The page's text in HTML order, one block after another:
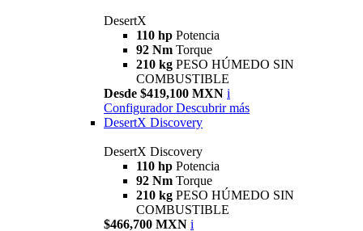
DesertX
110 hp Potencia
92 Nm Torque
210 kg PESO HÚMEDO SIN
COMBUSTIBLE
Desde $419,100 MXN i
Configurador Descubrir más
DesertX Discovery
DesertX Discovery
110 hp Potencia
92 Nm Torque
210 kg PESO HÚMEDO SIN
COMBUSTIBLE
$466,700 MXN i